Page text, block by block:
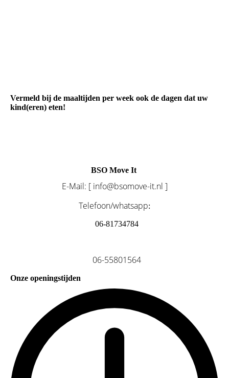
Vermeld bij de maaltijden per week ook de dagen dat uw
kind(eren) eten!
BSO Move It
E-Mail: [ info@bsomove-it.nl ]
Telefoon/whatsapp:
06-81734784
06-55801564
Onze openingstijden